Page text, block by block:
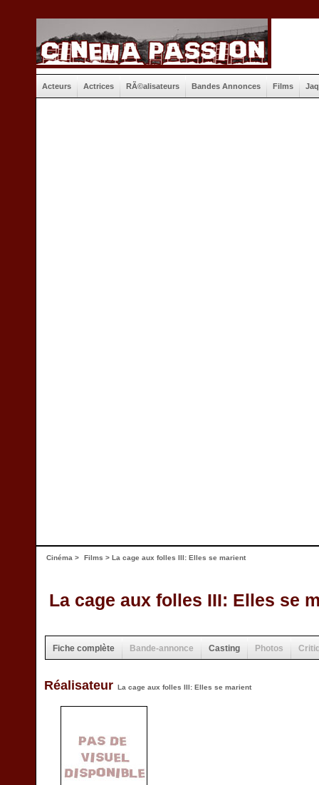
Acteurs Actrices RÃ©alisateurs Bandes Annonces Films
Cinéma > Films > La cage aux folles III: Elles se marient
La cage aux folles III: Elles se
Fiche complète Bande-annonce Casting Photos
Réalisateur La cage aux folles III: Elles se marient